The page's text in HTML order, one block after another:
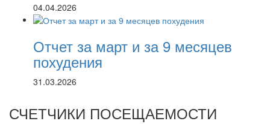
04.04.2026
Отчет за март и за 9 месяцев
похудения
31.03.2026
СЧЕТЧИКИ ПОСЕЩАЕМОСТИ